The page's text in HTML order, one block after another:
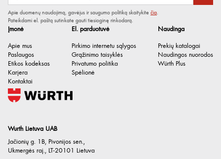
Wurth Lietuva UAB
Jačionių g. 1B, Pivonijos sen.,
Ukmergės raj., LT-20101 Lietuva
Įmonė
Apie mus
Paslaugos
Etikos kodeksas
Karjera
Kontaktai
El. parduotuvė
Pirkimo internetu sąlygos
Grąžinimo taisyklės
Privatumo politika
Spėlionė
Naudinga
Prekių katalogai
Naudingos nuorodos
Würth Plus
Apie duomenų naudojimą, gavėjus ir saugumo politiką skaitykite čia.
Pateikdami el. paštą sutinkate gauti tiesioginę rinkodarą.